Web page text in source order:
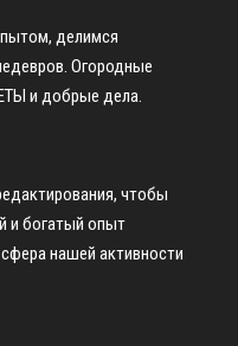
делимся
Огородные
и добрые дела.
чтобы
и богатый опыт
нашей активности